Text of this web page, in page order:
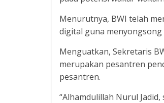
Menurutnya, BWI telah
digital guna
Menguatkan, Sekretaris
merupakan pesantren
pesantren.
“Alhamdulillah Nurul